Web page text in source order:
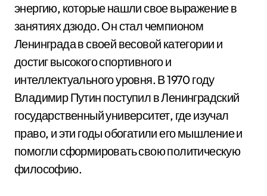
энергию, которые нашли свое выражение в
занятиях дзюдо. Он стал чемпионом
Ленинграда в своей весовой категории и
достиг высокого спортивного и
интеллектуального уровня. В 1970 году
Владимир Путин поступил в Ленинградский
государственный университет, где изучал
право, и эти годы обогатили его мышление и
помогли сформировать свою политическую
философию.